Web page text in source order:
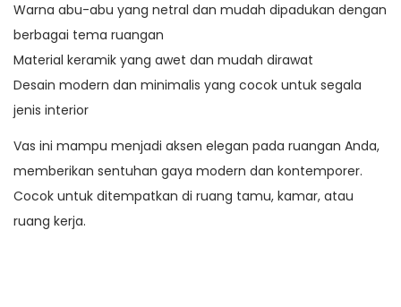
Warna abu-abu yang netral dan mudah dipadukan dengan
berbagai tema ruangan
Material keramik yang awet dan mudah dirawat
Desain modern dan minimalis yang cocok untuk segala
jenis interior
Vas ini mampu menjadi aksen elegan pada ruangan Anda,
memberikan sentuhan gaya modern dan kontemporer.
Cocok untuk ditempatkan di ruang tamu, kamar, atau
ruang kerja.